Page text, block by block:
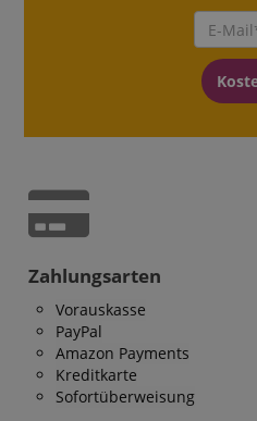
Zahlungsarten
Vorauskasse
PayPal
Amazon Payments
Kreditkarte
Sofortüberweisung